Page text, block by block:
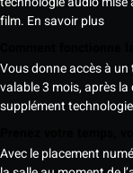
film. En savoir plus
Vous donne accès à
valable 3 mois, après
supplément technologie
Avec le placement